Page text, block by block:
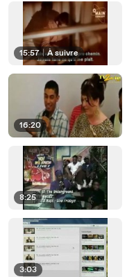
15:57 | À suivre
16:20
8:25
3:03